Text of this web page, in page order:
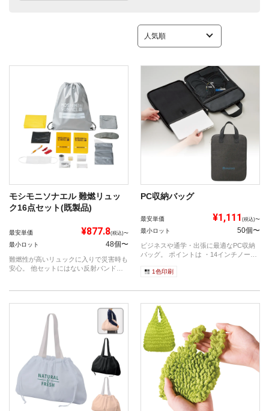
モシモニソナエル 難燃リュッ
ク16点セット(既製品)
最安単価 ¥877.8(税込)〜
最小ロット 48個〜
難燃性が高いリュックに入りで災害時も
安心。 他セットにはない反射バンドや
PC収納バッグ
最安単価 ¥1,111 (税込)〜
最小ロット 50個〜
ビジネスや通学・出張に最適なPC収納
バッグ。 ポイントは ・14インチノー
1色印刷